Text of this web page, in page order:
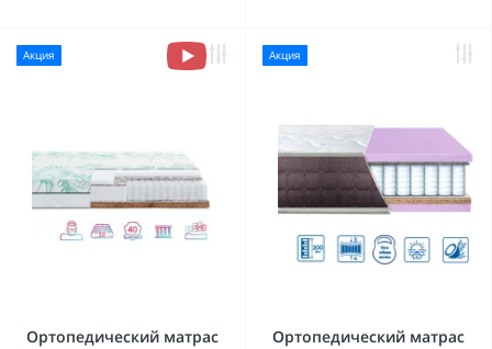
Акция
Ортопедический матрас
Акция
Ортопедический матрас